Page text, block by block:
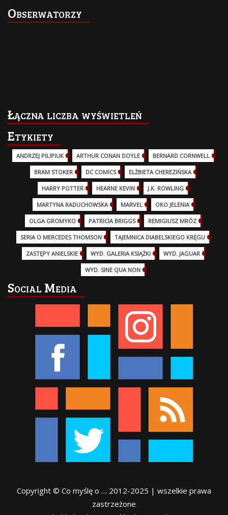
Obserwatorzy
Łączna liczba wyświetleń
Etykiety
ANDRZEJ PILIPIUK (29)ARTHUR CONAN DOYLE BERNARD CORNWELL
BRAM STOKER DC COMICS (17)ELŻBIETA CHEREZIŃSKA
HARRY POTTER (13)HEARNE KEVIN J.K. ROWLING
MARTYNA RADUCHOWSKA MARVEL (32)OKO JELENIA
OLGA GROMYKO PATRICIA BRIGGS (12)REMIGIUSZ MRÓZ
SERIA O MERCEDES THOMSON (11)TAJEMNICA DIABELSKIEGO KRĘGU
ZASTĘPY ANIELSKIE WYD. GALERIA KSIĄŻKI WYD. JAGUAR
WYD. SINE QUA NON
Social Media
Copyright © Co myślę o … 2012-2025 | wszelkie prawa
zastrzeżone